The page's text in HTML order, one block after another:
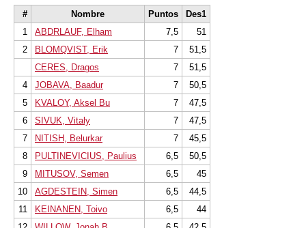
# Nombre Puntos
Des1
1
ABDRLAUF, Elham 7,5
51
2
BLOMQVIST, Erik 7
51,5
CERES, Dragos
7
51,5
4
JOBAVA, Baadur 7
50,5
5
KVALOY, Aksel Bu 7
47,5
6
SIVUK, Vitaly 7
47,5
7
NITISH, Belurkar 7
45,5
8
PULTINEVICIUS, Paulius 6,5
50,5
9
MITUSOV, Semen 6,5
45
10
AGDESTEIN, Simen 6,5
44,5
11
KEINANEN, Toivo 6,5
44